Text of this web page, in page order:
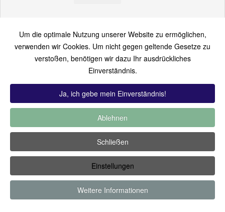
An einen Freund senden
Bitte loggen Sie sich zuerst ein...
-Zuletzt hinzugekommen
kommentiert-Meist gesehen
Copyright ©2019 by Thomas Füssler
Um die optimale Nutzung unserer Website zu ermöglichen,
verwenden wir Cookies. Um nicht gegen geltende Gesetze zu
verstoßen, benötigen wir dazu Ihr ausdrückliches
Einverständnis.
Ja, ich gebe mein Einverständnis!
Ablehnen
Schließen
Einstellungen
Weitere Informationen